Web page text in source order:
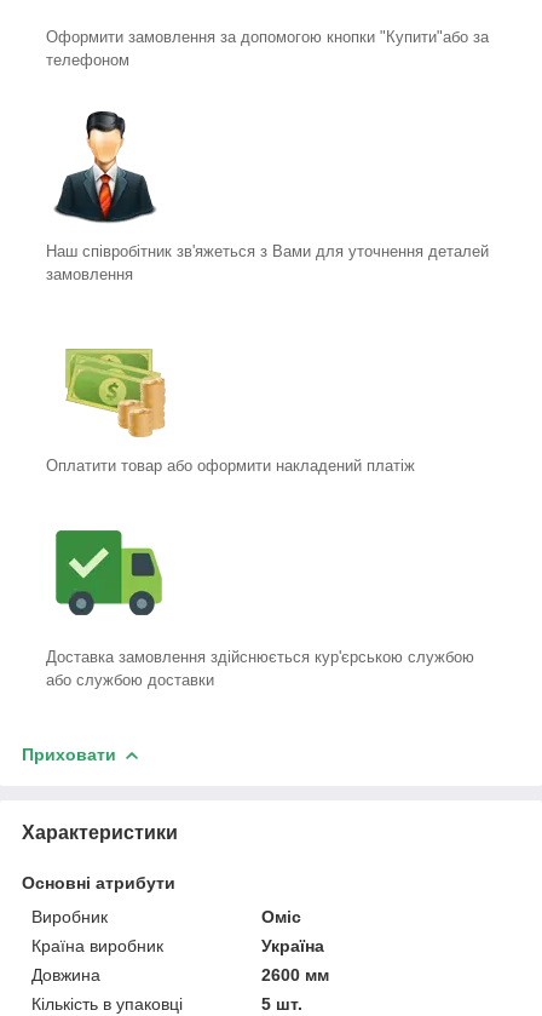
Оформити замовлення за допомогою кнопки "Купити"або за
телефоном
Наш співробітник зв'яжеться з Вами для уточнення деталей
замовлення
Оплатити товар або оформити накладений платіж
Доставка замовлення здійснюється кур'єрською службою
або службою доставки
Приховати
Характеристики
Основні атрибути
Виробник
Оміс
Країна виробник
Україна
Довжина
2600 мм
Кількість в упаковці
5 шт.